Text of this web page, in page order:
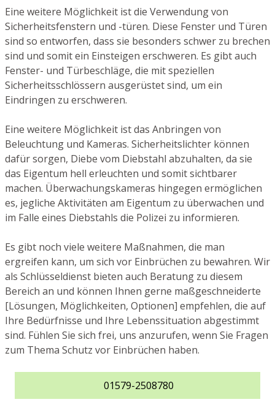
Eine weitere Möglichkeit ist die Verwendung von
Sicherheitsfenstern und -türen. Diese Fenster und Türen
sind so entworfen, dass sie besonders schwer zu brechen
sind und somit ein Einsteigen erschweren. Es gibt auch
Fenster- und Türbeschläge, die mit speziellen
Sicherheitsschlössern ausgerüstet sind, um ein
Eindringen zu erschweren.
Eine weitere Möglichkeit ist das Anbringen von
Beleuchtung und Kameras. Sicherheitslichter können
dafür sorgen, Diebe vom Diebstahl abzuhalten, da sie
das Eigentum hell erleuchten und somit sichtbarer
machen. Überwachungskameras hingegen ermöglichen
es, jegliche Aktivitäten am Eigentum zu überwachen und
im Falle eines Diebstahls die Polizei zu informieren.
Es gibt noch viele weitere Maßnahmen, die man
ergreifen kann, um sich vor Einbrüchen zu bewahren. Wir
als Schlüsseldienst bieten auch Beratung zu diesem
Bereich an und können Ihnen gerne maßgeschneiderte
[Lösungen, Möglichkeiten, Optionen] empfehlen, die auf
Ihre Bedürfnisse und Ihre Lebenssituation abgestimmt
sind. Fühlen Sie sich frei, uns anzurufen, wenn Sie Fragen
zum Thema Schutz vor Einbrüchen haben.
01579-2508780